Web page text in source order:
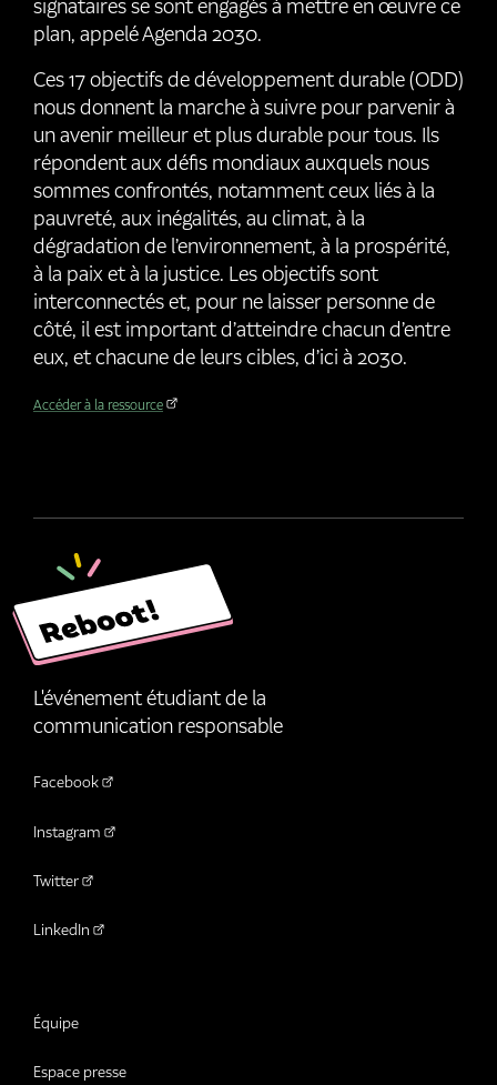
signataires se sont engagés à mettre en œuvre ce
plan, appelé Agenda 2030.
Ces 17 objectifs de développement durable (ODD)
nous donnent la marche à suivre pour parvenir à
un avenir meilleur et plus durable pour tous. Ils
répondent aux défis mondiaux auxquels nous
sommes confrontés, notamment ceux liés à la
pauvreté, aux inégalités, au climat, à la
dégradation de l’environnement, à la prospérité,
à la paix et à la justice. Les objectifs sont
interconnectés et, pour ne laisser personne de
côté, il est important d’atteindre chacun d’entre
eux, et chacune de leurs cibles, d’ici à 2030.
Accéder à la ressource
L'événement étudiant de la
communication responsable
Facebook
Instagram
Twitter
LinkedIn
Équipe
Espace presse